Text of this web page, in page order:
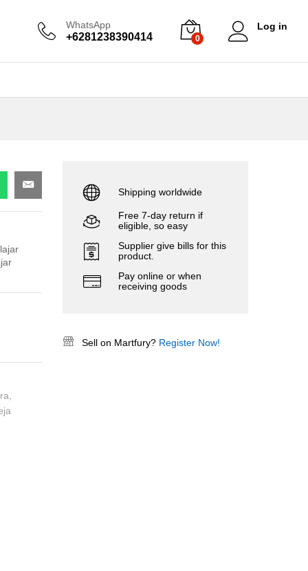
WhatsApp
+6281238390414 0
Log in
Shipping worldwide
Free 7-day return if
eligible, so easy
Supplier give bills for this
product.
Pay online or when
receiving goods
Sell on Martfury? Register Now!